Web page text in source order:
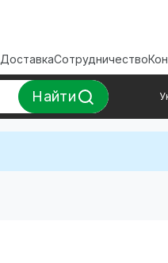
ДоставкаСотрудничество
Найти